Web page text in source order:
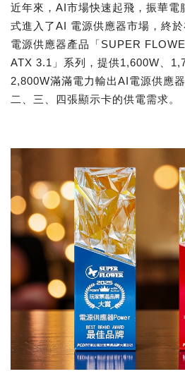
近年來，AI市場快速起飛，振華
式進入了AI 電源供應器市場，終
電源供應器產品「SUPER
ATX 3.1」系列，提供1,600W、
2,800W滿滿電力輸出AI電源供應
二、三、四張顯示卡的供電需求。